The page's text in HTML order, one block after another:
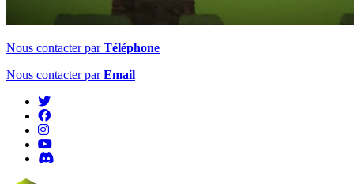
Nous contacter parTéléphone
Nous contacter parEmail